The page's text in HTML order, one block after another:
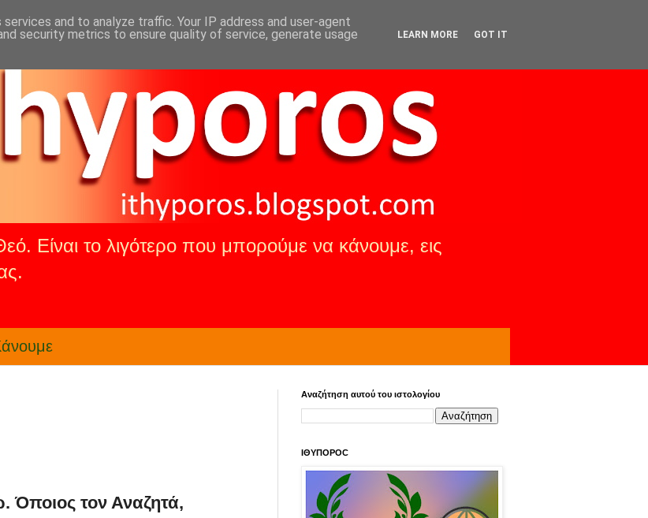
Είναι το λιγότερο που μπορούμε να κάνουμε, εις
Όποιος τον Αναζητά,
Αναζήτηση αυτού του ιστολογίου
ΙΘΥΠΟΡΟC
and to analyze traffic. Your IP address and user-agent
security metrics to ensure quality of service, generate usage
LEARN MORE GOT IT